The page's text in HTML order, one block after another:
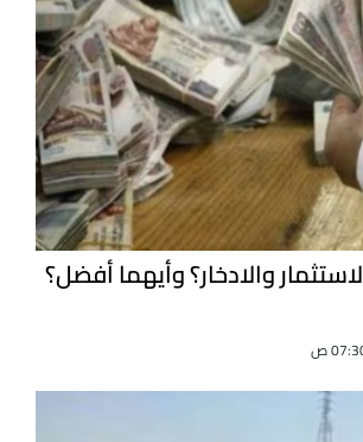
والادخار؟ وأيهما أفضل؟